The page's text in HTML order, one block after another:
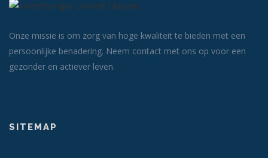
Onze missie is om zorg van hoge kwaliteit te bieden met een
persoonlijke benadering. Neem contact met ons op voor een
gezonder en actiever leven.
SITEMAP